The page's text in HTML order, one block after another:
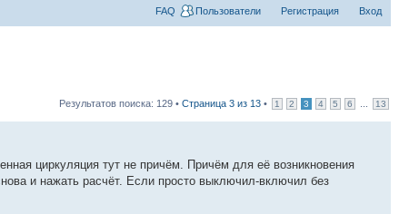
FAQ Пользователи Регистрация Вход
Результатов поиска: 129 • Страница 3 из 13 • 1 2 3 4 5 6 13
циркуляция тут не причём. Причём для её возникновения
и нажать расчёт. Если просто выключил-включил без